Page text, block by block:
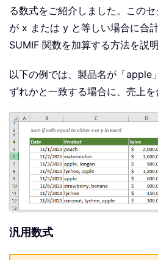
る数式をご紹介しました。この
が x または y と等しい場合に合
SUMIF 関数を加算する方法を説明
以下の例では、製品名が「apple
ずれかと一致する場合に、売上を
汎用数式